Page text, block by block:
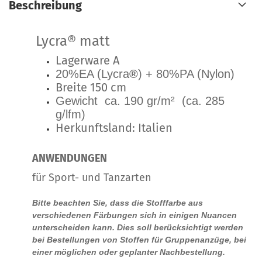
Beschreibung
Lycra® matt
Lagerware A
20%EA (Lycra®) + 80%PA (Nylon)
Breite 150 cm
Gewicht ca. 190 gr/m² (ca. 285
g/lfm)
Herkunftsland: Italien
ANWENDUNGEN
für Sport- und Tanzarten
Bitte beachten Sie, dass die Stofffarbe aus
verschiedenen Färbungen sich in einigen Nuancen
unterscheiden kann. Dies soll berücksichtigt werden
bei Bestellungen von Stoffen für Gruppenanzüge, bei
einer möglichen oder geplanter Nachbestellung.